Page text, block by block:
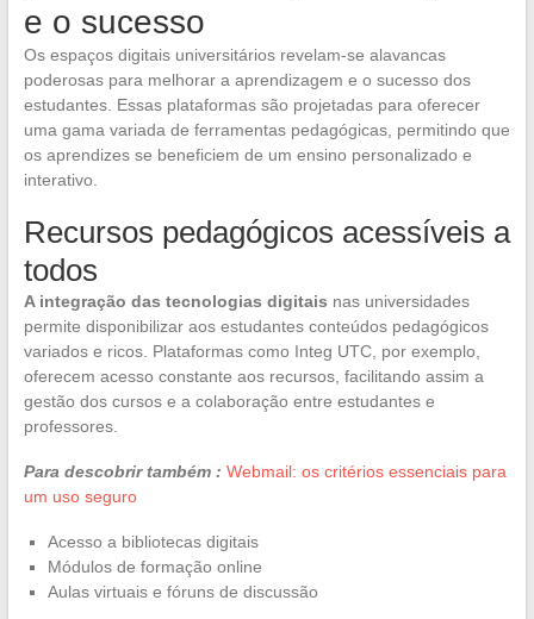
e o sucesso
Os espaços digitais universitários revelam-se alavancas
poderosas para melhorar a aprendizagem e o sucesso dos
estudantes. Essas plataformas são projetadas para oferecer
uma gama variada de ferramentas pedagógicas, permitindo que
os aprendizes se beneficiem de um ensino personalizado e
interativo.
Recursos pedagógicos acessíveis a
todos
A integração das tecnologias digitais nas universidades
permite disponibilizar aos estudantes conteúdos pedagógicos
variados e ricos. Plataformas como Integ UTC, por exemplo,
oferecem acesso constante aos recursos, facilitando assim a
gestão dos cursos e a colaboração entre estudantes e
professores.
Para descobrir também : Webmail: os critérios essenciais para
um uso seguro
Acesso a bibliotecas digitais
Módulos de formação online
Aulas virtuais e fóruns de discussão